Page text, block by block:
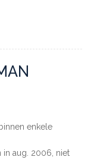
enkele
aug. 2006, niet